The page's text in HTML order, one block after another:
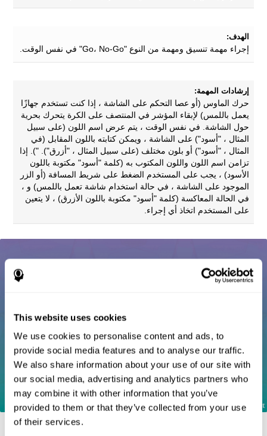
This website uses cookies
We use cookies to personalise content and ads, to
provide social media features and to analyse our traffic.
We also share information about your use of our site with
our social media, advertising and analytics partners who
may combine it with other information that you’ve
provided to them or that they’ve collected from your use
of their services.
الهدف:
إجراء مهمة تنسيق ومهمة من النوع "Go، No-Go" في نفس الوقت.
إرشادات المهمة:
حرك الماوس (أو عصا التحكم على الشاشة ، إذا كنت تستخدم جهازًا
يعمل باللمس) لإبقاء المؤشر في المنتصف على الكرة يتحرك بحرية
حول الشاشة. في نفس الوقت ، يتم عرض اسم اللون (على سبيل
المثال ، "أسود") على الشاشة ، ويمكن كتابته باللون المقابل (في
المثال ، "أسود") أو بلون مختلف (على سبيل المثال ، "أزرق"). "). إذا
تزامن اسم اللون واللون المكتوب به (كلمة "أسود" مكتوبة باللون
الأسود) ، يجب على المستخدم الضغط على شريط المسافة (أو الزر
الموجود على الشاشة ، في حالة استخدام شاشة تعمل باللمس) و ،
في الحالة المعاكسة (كلمة "أسود" مكتوبة باللون الأزرق) ، لا يتعين
على المستخدم اتخاذ أي إجراء.